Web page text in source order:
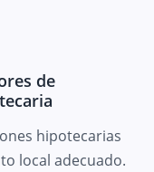
de
hipotecarias
local adecuado.